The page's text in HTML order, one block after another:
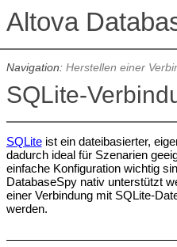
Navigation: Herstellen einer
SQLite-
SQLiteist ein dateibasierter,
dadurch ideal für Szenarien
einfache Konfiguration wichtig
DatabaseSpy nativ unterstützt
einer Verbindung mit SQLite-
werden.